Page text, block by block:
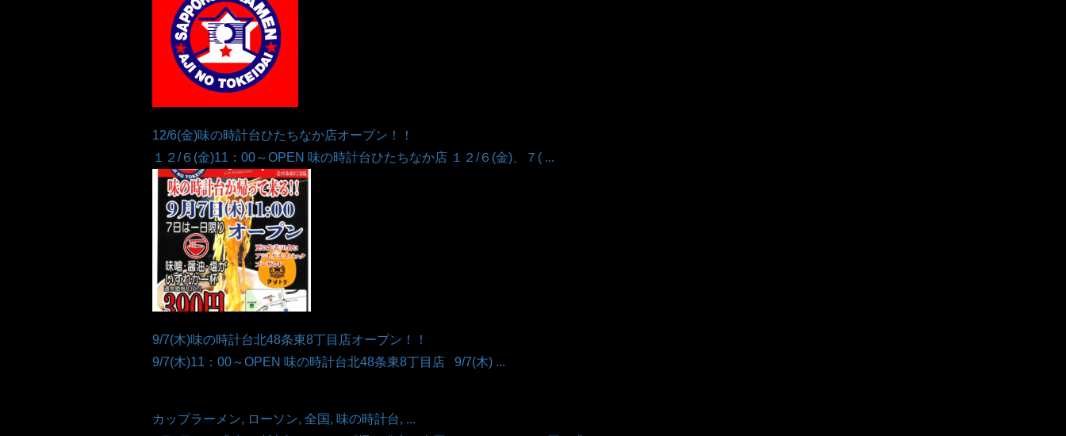
12/6(金)味の時計台ひたちなか店オープン！！
１２/６(金)11：00～OPEN 味の時計台ひたちなか店 １２/６(金)、７( ...
9/7(木)味の時計台北48条東8丁目店オープン！！
9/7(木)11：00～OPEN 味の時計台北48条東8丁目店 9/7(木) ...
カップラーメン, ローソン, 全国, 味の時計台, ...